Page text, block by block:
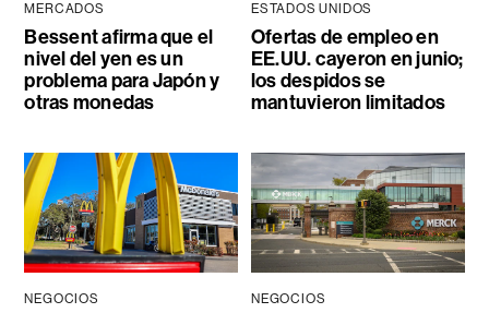
MERCADOS
Bessent afirma que el
nivel del yen es un
problema para Japón y
otras monedas
ESTADOS UNIDOS
Ofertas de empleo en
EE.UU. cayeron en junio;
los despidos se
mantuvieron limitados
NEGOCIOS NEGOCIOS